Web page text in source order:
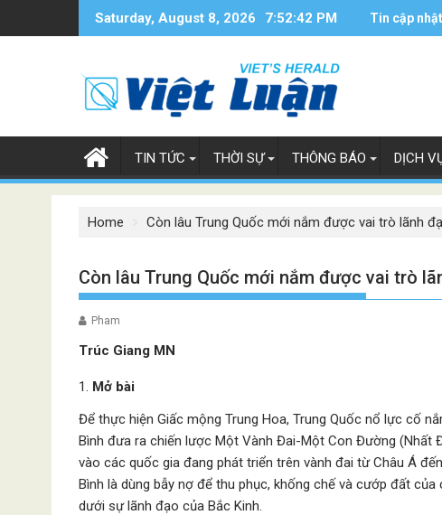
Saturday, August 8, 2026 7:52:43 PM Tin cập nhật
TIN TỨC THỜI SỰ THÔNG BÁO DỊCH
Home Còn lâu Trung Quốc mới nắm được vai trò lãnh
Còn lâu Trung Quốc mới nắm được vai trò
Pham
Trúc Giang MN
Mở bài
Để thực hiện Giấc mộng Trung Hoa, Trung Quốc nổ lực cố
Bình đưa ra chiến lược Một Vành Đai-Một Con Đường (Nhất
vào các quốc gia đang phát triển trên vành đai từ Châu Á
Bình là dùng bẫy nợ để thu phục, khống chế và cướp đất
dưới sự lãnh đạo của Bắc Kinh.